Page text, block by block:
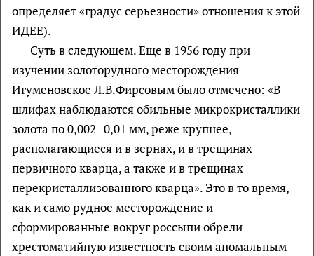
определяет «градус серьезности» отношения к этой
ИДЕЕ).
Суть в следующем. Еще в 1956 году при
изучении золоторудного месторождения
Игуменовское Л.В.Фирсовым было отмечено: «В
шлифах наблюдаются обильные микрокристаллики
золота по 0,002–0,01 мм, реже крупнее,
располагающиеся и в зернах, и в трещинах
первичного кварца, а также и в трещинах
перекристаллизованного кварца». Это в то время,
как и само рудное месторождение и
сформированные вокруг россыпи обрели
хрестоматийную известность своим аномальным